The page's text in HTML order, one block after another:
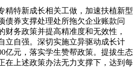
特新成长相关工做，加速扶植新型
债券支撑处理处所拖欠企业账款问
财务政策并提高精准度和无效性，
立自强。深切实施立异驱动成长计
亿元，落实学生赞帮政策。提拔生态
在上述政策办法无力支撑下，达到每